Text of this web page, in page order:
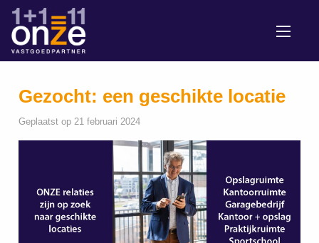
Gezocht: een geschikte locatie
Geplaatst op 21 februari 2024